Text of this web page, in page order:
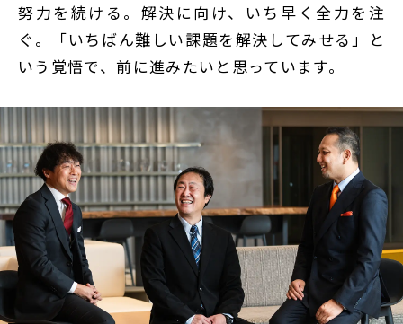
努力を続ける。解決に向け、いち早く全力を注
ぐ。「いちばん難しい課題を解決してみせる」と
いう覚悟で、前に進みたいと思っています。